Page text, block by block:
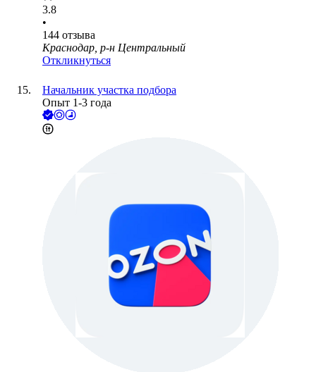
3.8
•
144 отзыва
Краснодар, р-н Центральный
Откликнуться
Начальник участка подбора
Опыт 1-3 года